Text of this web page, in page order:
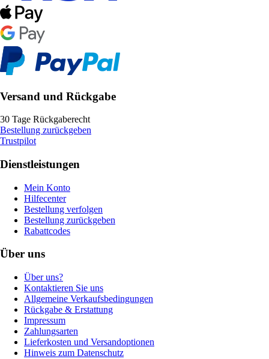
Versand und Rückgabe
30 Tage Rückgaberecht
Bestellung zurückgeben
Trustpilot
Dienstleistungen
Mein Konto
Hilfecenter
Bestellung verfolgen
Bestellung zurückgeben
Rabattcodes
Über uns
Über uns?
Kontaktieren Sie uns
Allgemeine Verkaufsbedingungen
Rückgabe & Erstattung
Impressum
Zahlungsarten
Lieferkosten und Versandoptionen
Hinweis zum Datenschutz